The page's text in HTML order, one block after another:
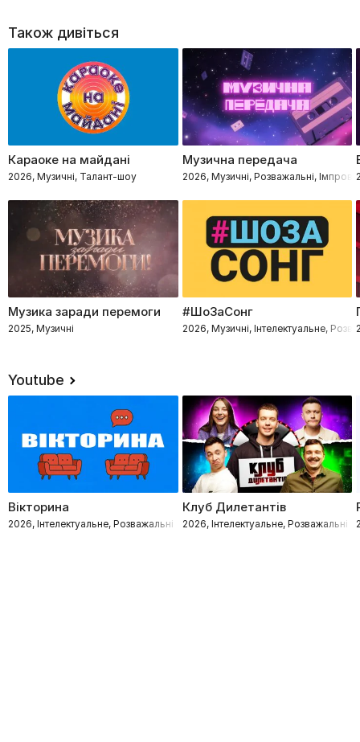
Також дивіться
Караоке на майдані
2026, Музичні, Талант-шоу
Музична передача
2026, Музичні, Розважальні,
Музика заради перемоги
2025, Музичні
#ШоЗаСонг
2026, Музичні, Інтелектуальне,
Youtube
Вікторина
2026, Інтелектуальне, Розважальні
Клуб Дилетантів
2026, Інтелектуальне, Розважальні